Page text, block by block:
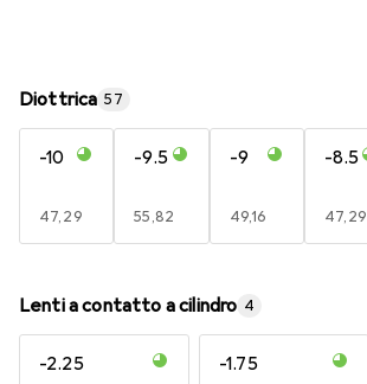
Diottrica 57
-10
EUR
47,29
-9.5
EUR
55,82
-9
EUR
49,16
-8.5
EUR
47,29
Lenti a contatto a cilindro 4
-2.25 -1.75